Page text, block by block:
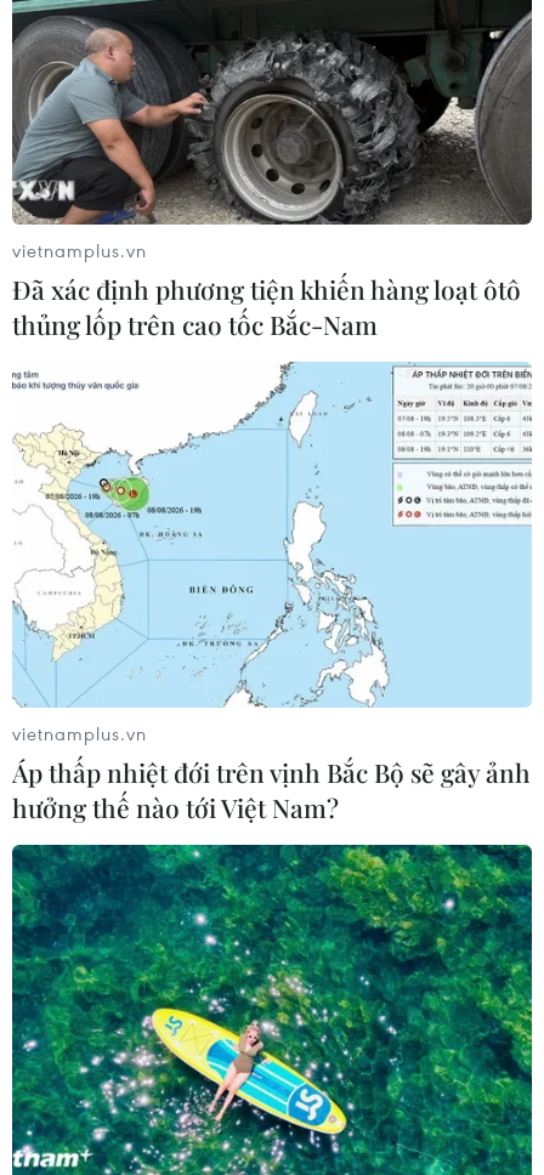
vietnamplus.vn
Đã xác định phương tiện khiến hàng loạt ôtô
thủng lốp trên cao tốc Bắc-Nam
vietnamplus.vn
Áp thấp nhiệt đới trên vịnh Bắc Bộ sẽ gây ảnh
hưởng thế nào tới Việt Nam?